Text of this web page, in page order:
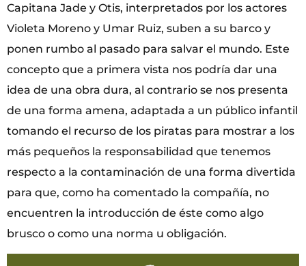
Capitana Jade y Otis, interpretados por los actores
Violeta Moreno y Umar Ruiz, suben a su barco y
ponen rumbo al pasado para salvar el mundo. Este
concepto que a primera vista nos podría dar una
idea de una obra dura, al contrario se nos presenta
de una forma amena, adaptada a un público infantil
tomando el recurso de los piratas para mostrar a los
más pequeños la responsabilidad que tenemos
respecto a la contaminación de una forma divertida
para que, como ha comentado la compañía, no
encuentren la introducción de éste como algo
brusco o como una norma u obligación.